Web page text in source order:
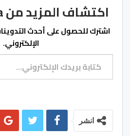
اكتشاف المزيد من azulpress.ma
اشترك للحصول على أحدث
الإلكتروني.
كتابة بريدك الإلكتروني...
انشر